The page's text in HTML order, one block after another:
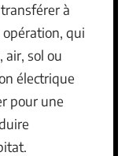
à
opération, qui
air, sol ou
électrique
pour une